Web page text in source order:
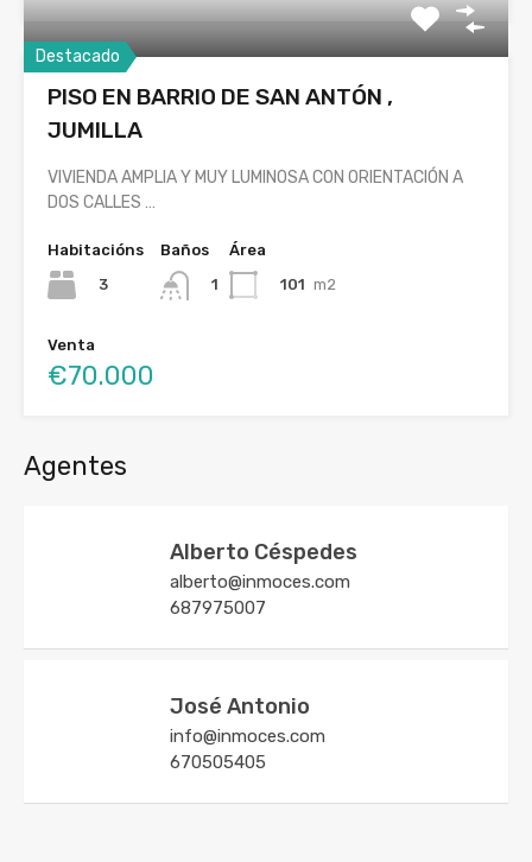
Destacado
PISO EN BARRIO DE SAN ANTÓN ,
JUMILLA
VIVIENDA AMPLIA Y MUY LUMINOSA CON ORIENTACIÓN A
DOS CALLES …
Habitacións
3
Baños
1
Área
101 m2
Venta
€70.000
Agentes
Alberto Céspedes
alberto@inmoces.com
687975007
José Antonio
info@inmoces.com
670505405